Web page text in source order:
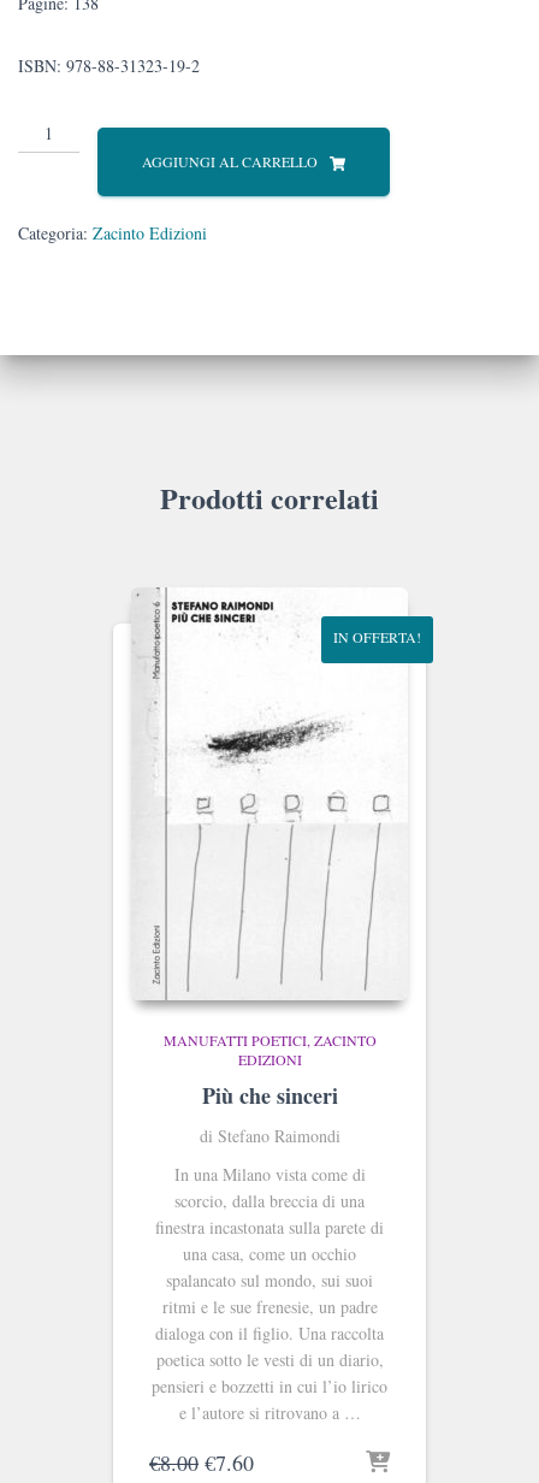
ISBN: 978-88-31323-19-2
finitudine
AGGIUNGI AL CARRELLO
Categoria: Zacinto Edizioni
Prodotti correlati
IN OFFERTA!
MANUFATTI POETICI ZACINTO
EDIZIONI
Più che sinceri
di Stefano Raimondi
In una Milano vista come di
scorcio, dalla breccia di una
finestra incastonata sulla parete di
una casa, come un occhio
spalancato sul mondo, sui suoi
ritmi e le sue frenesie, un padre
dialoga con il figlio. Una raccolta
poetica sotto le vesti di un diario,
pensieri e bozzetti in cui l’io lirico
e l’autore si ritrovano a …
€8.00 Il
€7.60Il